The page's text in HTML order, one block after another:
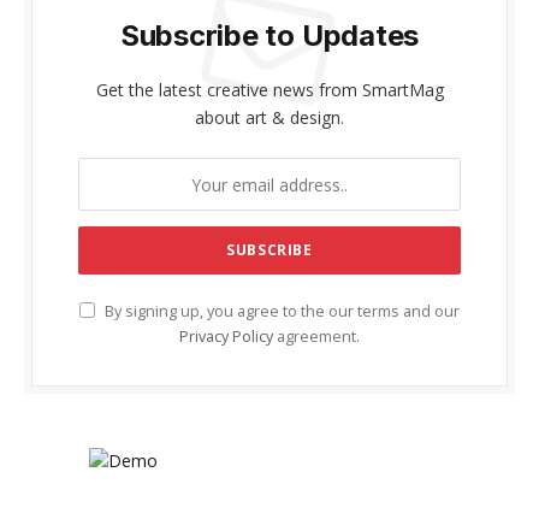
Subscribe to Updates
Get the latest creative news from SmartMag
about art & design.
By signing up, you agree to the our terms and our
Privacy Policy agreement.